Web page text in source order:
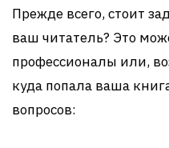
Прежде всего, стоит
ваш читатель? Это
профессионалы или,
куда попала ваша
вопросов: